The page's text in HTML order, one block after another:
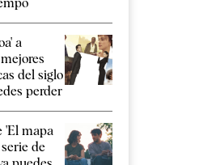
a
del siglo
perder
'El mapa
de